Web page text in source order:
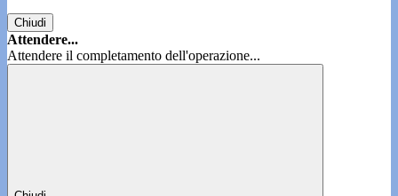
Chiudi
Attendere...
Attendere il completamento dell'operazione...